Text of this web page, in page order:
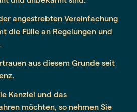
angestrebten Vereinfachung
die Fülle an Regelungen und
aus diesem Grunde seit
Kanzlei und das
möchten, so nehmen Sie